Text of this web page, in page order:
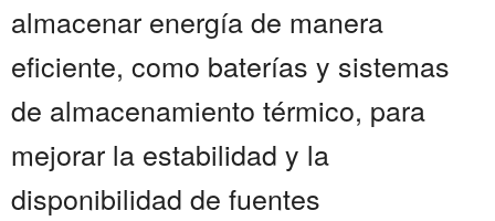
almacenar energía de manera
eficiente, como baterías y sistemas
de almacenamiento térmico, para
mejorar la estabilidad y la
disponibilidad de fuentes